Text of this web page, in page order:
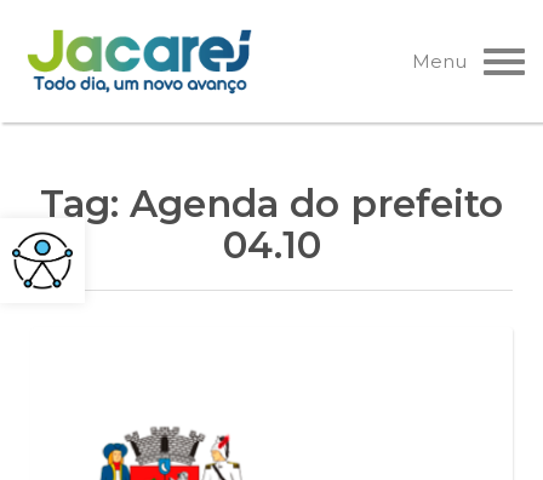
Pular
para
o
Menu
Tag: Agenda do prefeito
04.10